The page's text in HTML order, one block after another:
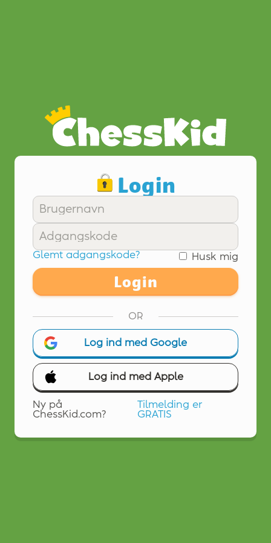
Login
Glemt adgangskode? Husk mig
Login
OR
Log ind med Google
Log ind med Apple
Ny på
ChessKid.com?
Tilmelding er
GRATIS